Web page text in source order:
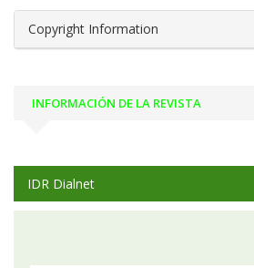
Copyright Information
INFORMACIÓN DE LA REVISTA
IDR Dialnet